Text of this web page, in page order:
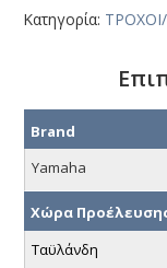
Κατηγορία:
Brand
Yamaha
Χώρα
Ταϋλάνδη